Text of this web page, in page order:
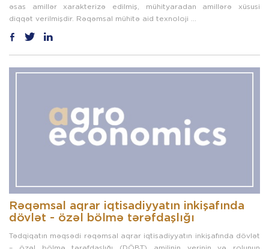
əsas amillər xarakterizə edilmiş, mühityaradan amillərə xüsusi
diqqət verilmişdir. Rəqəmsal mühitə aid texnoloji ...
Rəqəmsal aqrar iqtisadiyyatın inkişafında
dövlət - özəl bölmə tərəfdaşlığı
Tədqiqatın məqsədi rəqəmsal aqrar iqtisadiyyatın inkişafında dövlət